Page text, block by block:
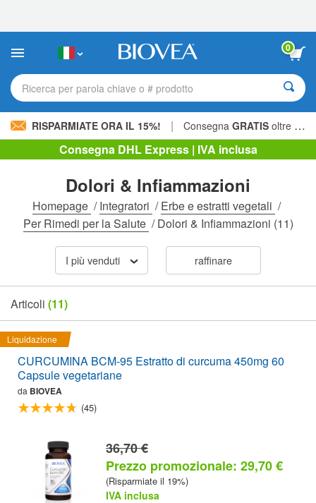
sito
include
sistema
0
Ricerca per parola chiave o # prodotto
RISPARMIATE ORA IL 15%! | Consegna GRATIS oltre 60,00 € »
Consegna DHL Express | IVA inclusa
Dolori & Infiammazioni
Homepage /Integratori /Erbe e estratti vegetali /
Per Rimedi per la Salute /Dolori & Infiammazioni (11)
I più venduti raffinare
Articoli (11)
Liquidazione
CURCUMINA BCM-95 Estratto di curcuma 450mg 60
Capsule vegetariane
da BIOVEA
(45)
36,70 €
Prezzo promozionale: 29,70 €
(Risparmiate il 19%)
IVA inclusa